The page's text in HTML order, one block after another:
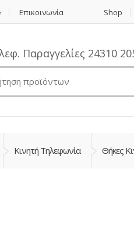
Επικοινωνία Shop
Παραγγελίες 24310
Κινητή Τηλεφωνία Θήκες